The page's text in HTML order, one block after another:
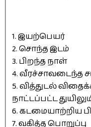
1. இயற்பெயர்
2. சொந்த இடம்
3. பிறந்த நாள்
4. வீரச்சாவடைந்த
5. வித்துடல்
நாட்டப்பட்ட
6. கடமையாற்றிய
7. வகித்த பொறுப்பு